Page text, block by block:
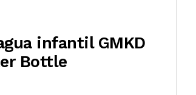
infantil GMKD
Bottle